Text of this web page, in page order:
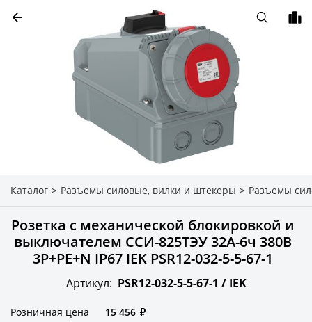
Каталог > Разъемы силовые, вилки и штекеры > Разъемы
Розетка с механической блокировкой и
выключателем ССИ-825ТЭУ 32А-6ч 380В
3P+PE+N IP67 IEK PSR12-032-5-5-67-1
Артикул: PSR12-032-5-5-67-1 / IEK
Розничная цена 15 456 ₽